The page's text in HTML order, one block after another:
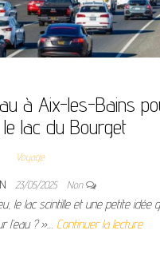
à Aix-les-Bains
lac du Bourget
Voyage
23/05/2025 Non
le lac scintille et une petite idée
l’eau ? »… Continuer la lecture